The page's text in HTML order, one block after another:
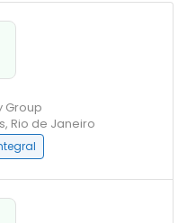
Group
Rio de Janeiro